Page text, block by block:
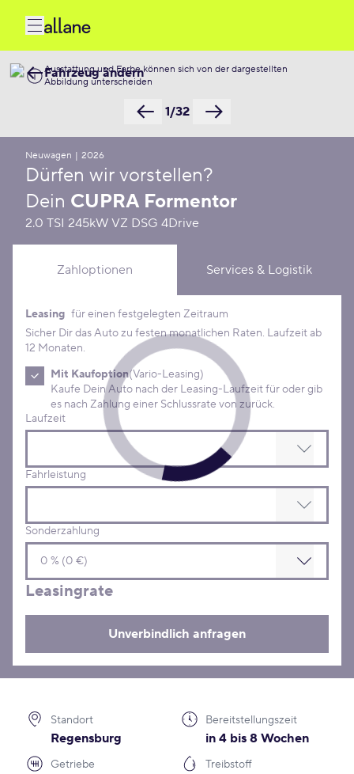
Ausstattung und Farbe können sich von der dargestellten
Abbildung unterscheiden
1/32
Fahrzeug ändern
Neuwagen | 2026
Dürfen wir vorstellen?
Dein CUPRA Formentor
2.0 TSI 245kW VZ DSG 4Drive
Zahloptionen Services & Logistik
Leasing Konditionen
Leasing für einen festgelegten Zeitraum
Sicher Dir das Auto zu festen monatlichen Raten. Laufzeit ab
12 Monaten.
Mit Kaufoption(Vario-Leasing)
Kaufe Dein Auto nach der Leasing-Laufzeit für oder gib
es nach Zahlung einer Schlussrate von zurück.
Laufzeit
Fahrleistung
Sonderzahlung
Leasingrate
Unverbindlich anfragen
Standort
Regensburg
Bereitstellungszeit
in 4 bis 8 Wochen
Getriebe Treibstoff